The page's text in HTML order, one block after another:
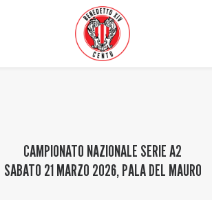
CAMPIONATO NAZIONALE SERIE A2
SABATO 21 MARZO 2026,PALA DEL MAURO